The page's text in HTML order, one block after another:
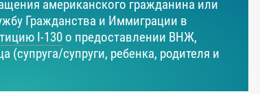
американского гражданина или
Гражданства и Иммиграции в
I-130о предоставлении ВНЖ,
супруги, ребенка, родителя и